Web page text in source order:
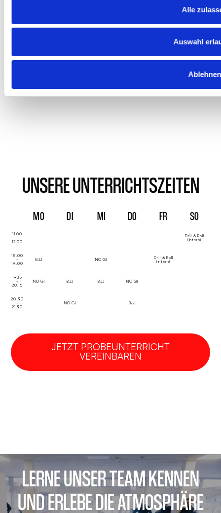
Alle
Auswahl
Ablehnen
International Sales & Business Development
Manager (MBA).
UNSERE UNTERRICHTSZEITEN
MO DI MI DO FR SO
BJJ
18.00
-
19.00
11.00
-
12.00
NO GI
Drill & Roll
(intern)
Drill & Roll
(intern)
NO GI
19.15
-
20.15
BJJ NO GI
BJJ
BJJ
NO GI
20.30
-
21.30
JETZT PROBEUNTERRICHT
VEREINBAREN
LERNE UNSER TEAM KENNEN
UND ERLEBE DIE ATMOSPHÄRE